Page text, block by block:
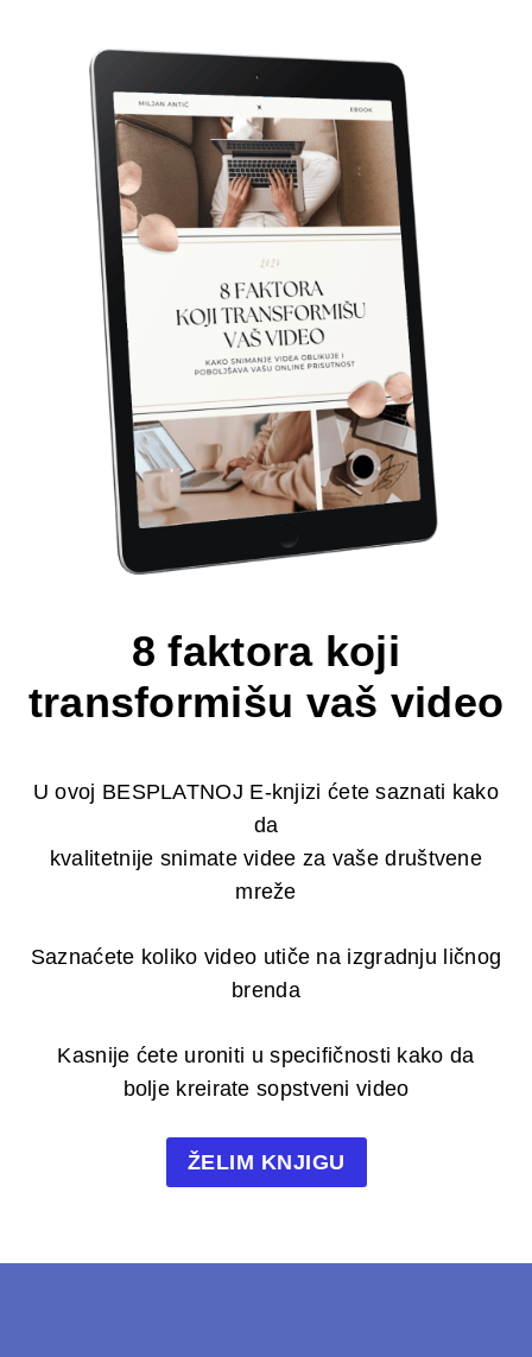
8 faktora koji
transformišu vaš video
U ovoj BESPLATNOJ E-knjizi ćete saznati kako
da
kvalitetnije snimate videe za vaše društvene
mreže
Saznaćete koliko video utiče na izgradnju ličnog
brenda
Kasnije ćete uroniti u specifičnosti kako da
bolje kreirate sopstveni video
ŽELIM KNJIGU